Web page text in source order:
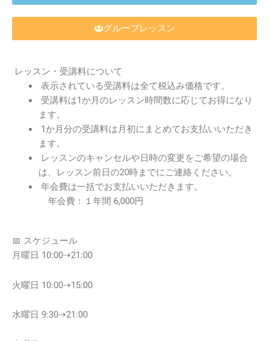
グループレッスン
レッスン・受講料について
表示されている受講料は全て税込み価格です。
受講料は1か月のレッスン時間数に応じてお得になり
ます。
1か月分の受講料は月初にまとめてお支払いいただき
ます。
レッスンのキャンセルや日時の変更をご希望の場合
は、レッスン前日の20時までにご連絡ください。
年会費は一括でお支払いいただきます。
年会費：１年間 6,000円
📅 スケジュール
月曜日 10:00⇢21:00
火曜日 10:00⇢15:00
水曜日 9:30⇢21:00